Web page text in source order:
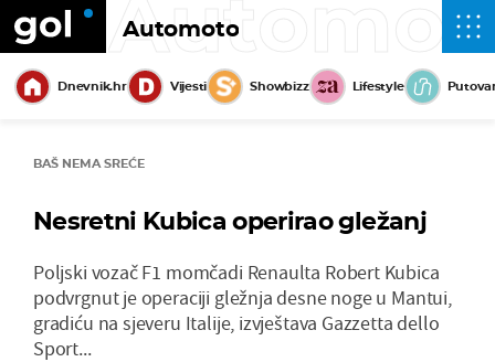
Automoto
Dnevnik.hr Vijesti Showbizz Lifestyle
BAŠ NEMA SREĆE
Nesretni Kubica operirao gležanj
Poljski vozač F1 momčadi Renaulta Robert Kubica
podvrgnut je operaciji gležnja desne noge u Mantui,
gradiću na sjeveru Italije, izvještava Gazzetta dello
Sport...